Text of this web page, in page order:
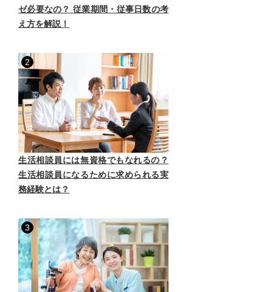
ゼ必要なの？ 従業期間・従事日数の考
え方を解説！
2
生活相談員には無資格でもなれるの？
生活相談員になるために求められる実
務経験とは？
3